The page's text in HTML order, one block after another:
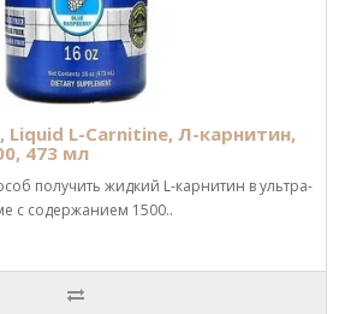
Liquid L-Carnitine, Л-карнитин,
473 мл
получить жидкий L-карнитин в ультра-
с содержанием 1500..